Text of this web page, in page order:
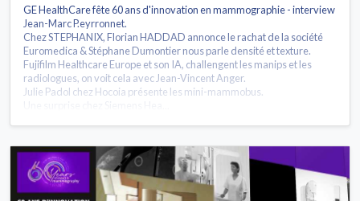
GE HealthCare fête 60 ans d'innovation en mammographie - interview
Jean-Marc P.eyrronnet.
Chez STEPHANIX, Florian HADDAD annonce le rachat de la société
Euromedica & Stéphane Dumontier nous parle densité et texture.
Fujifilm Healthcare Europe et son IA, challengent les manips et les
radiologues, on voit cela avec Jean-Vincent Anger.
Julie Padol chez Hocoia présente les mini-mammobus.